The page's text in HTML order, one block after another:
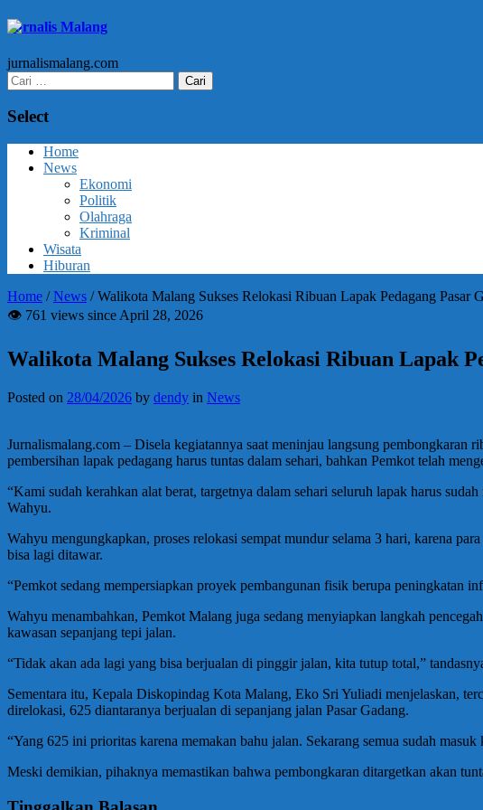
Jurnalis Malang
jurnalismalang.com
Cari
untuk:
Select
Home
News
Ekonomi
Politik
Olahraga
Kriminal
Wisata
Hiburan
Home /News /Walikota Malang Sukses Relokasi Ribuan Lapak Pedagang Pasar
👁 761 views since April 28, 2026
Walikota Malang Sukses Relokasi Ribuan Lapak
Posted on 28/04/2026 by dendy in News
Jurnalismalang.com – Disela kegiatannya saat meninjau langsung pembongkaran
pembersihan lapak pedagang harus tuntas dalam sehari, bahkan Pemkot telah
“Kami sudah kerahkan alat berat, targetnya dalam sehari seluruh lapak harus
Wahyu.
Wahyu mengungkapkan, proses relokasi sempat mundur selama 3 hari, karena
bisa lagi ditawar.
“Pemkot sedang mempersiapkan proyek pembangunan fisik berupa peningkatan
Wahyu menambahkan, Pemkot Malang juga sedang menyiapkan langkah
kawasan sepanjang tepi jalan.
“Tidak akan ada lagi yang bisa berjualan di pinggir jalan, kita tutup total,”
Sementara itu, Kepala Diskopindag Kota Malang, Eko Sri Yuliadi menjelaskan,
direlokasi, 625 diantaranya berjualan di sepanjang jalan Pasar Gadang.
“Yang 625 ini prioritas karena memakan bahu jalan. Sekarang semua sudah masuk
Meski demikian, pihaknya memastikan bahwa pembongkaran ditargetkan akan